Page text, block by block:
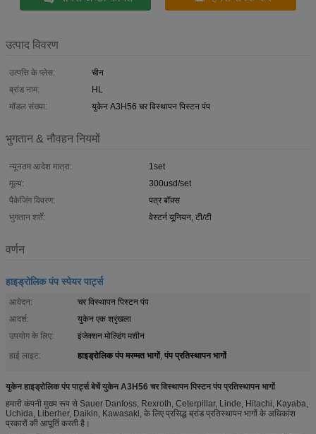
उत्पाद विवरण
उत्पत्ति के प्लेस:
चीन
ब्रांड नाम:
HL
मॉडल संख्या:
युकेन A3H56 चर विस्थापन पिस्टन पंप
भुगतान & नौवहन नियमों
न्यूनतम आदेश मात्रा:
1set
मूल्य:
300usd/set
पैकेजिंग विवरण:
पत्र बॉक्स
भुगतान शर्तें:
वेस्टर्न यूनियन, टी/टी
वर्णन
हाइड्रोलिक पंप स्पेयर पार्ट्स
आवेदन:
चर विस्थापन पिस्टन पंप
आदर्श:
युकेन एक श्रृंखला
उपयोग के लिए:
इंजेक्शन मोल्डिंग मशीन
हाई लाइट:
हाइड्रोलिक पंप मरम्मत भागों, पंप प्रतिस्थापन भागों
युकेन हाइड्रोलिक पंप पार्ट्स बेचें युकेन A3H56 चर विस्थापन पिस्टन पंप प्रतिस्थापन भागों
हमारी कंपनी मुख्य रूप से Sauer Danfoss, Rexroth, Ceterpillar, Linde, Hitachi, Kayaba,
Uchida, Liberher, Daikin, Kawasaki, के लिए प्रसिद्ध ब्रांड प्रतिस्थापन भागों के अधिकांश
प्रकारों की आपूर्ति करती है।